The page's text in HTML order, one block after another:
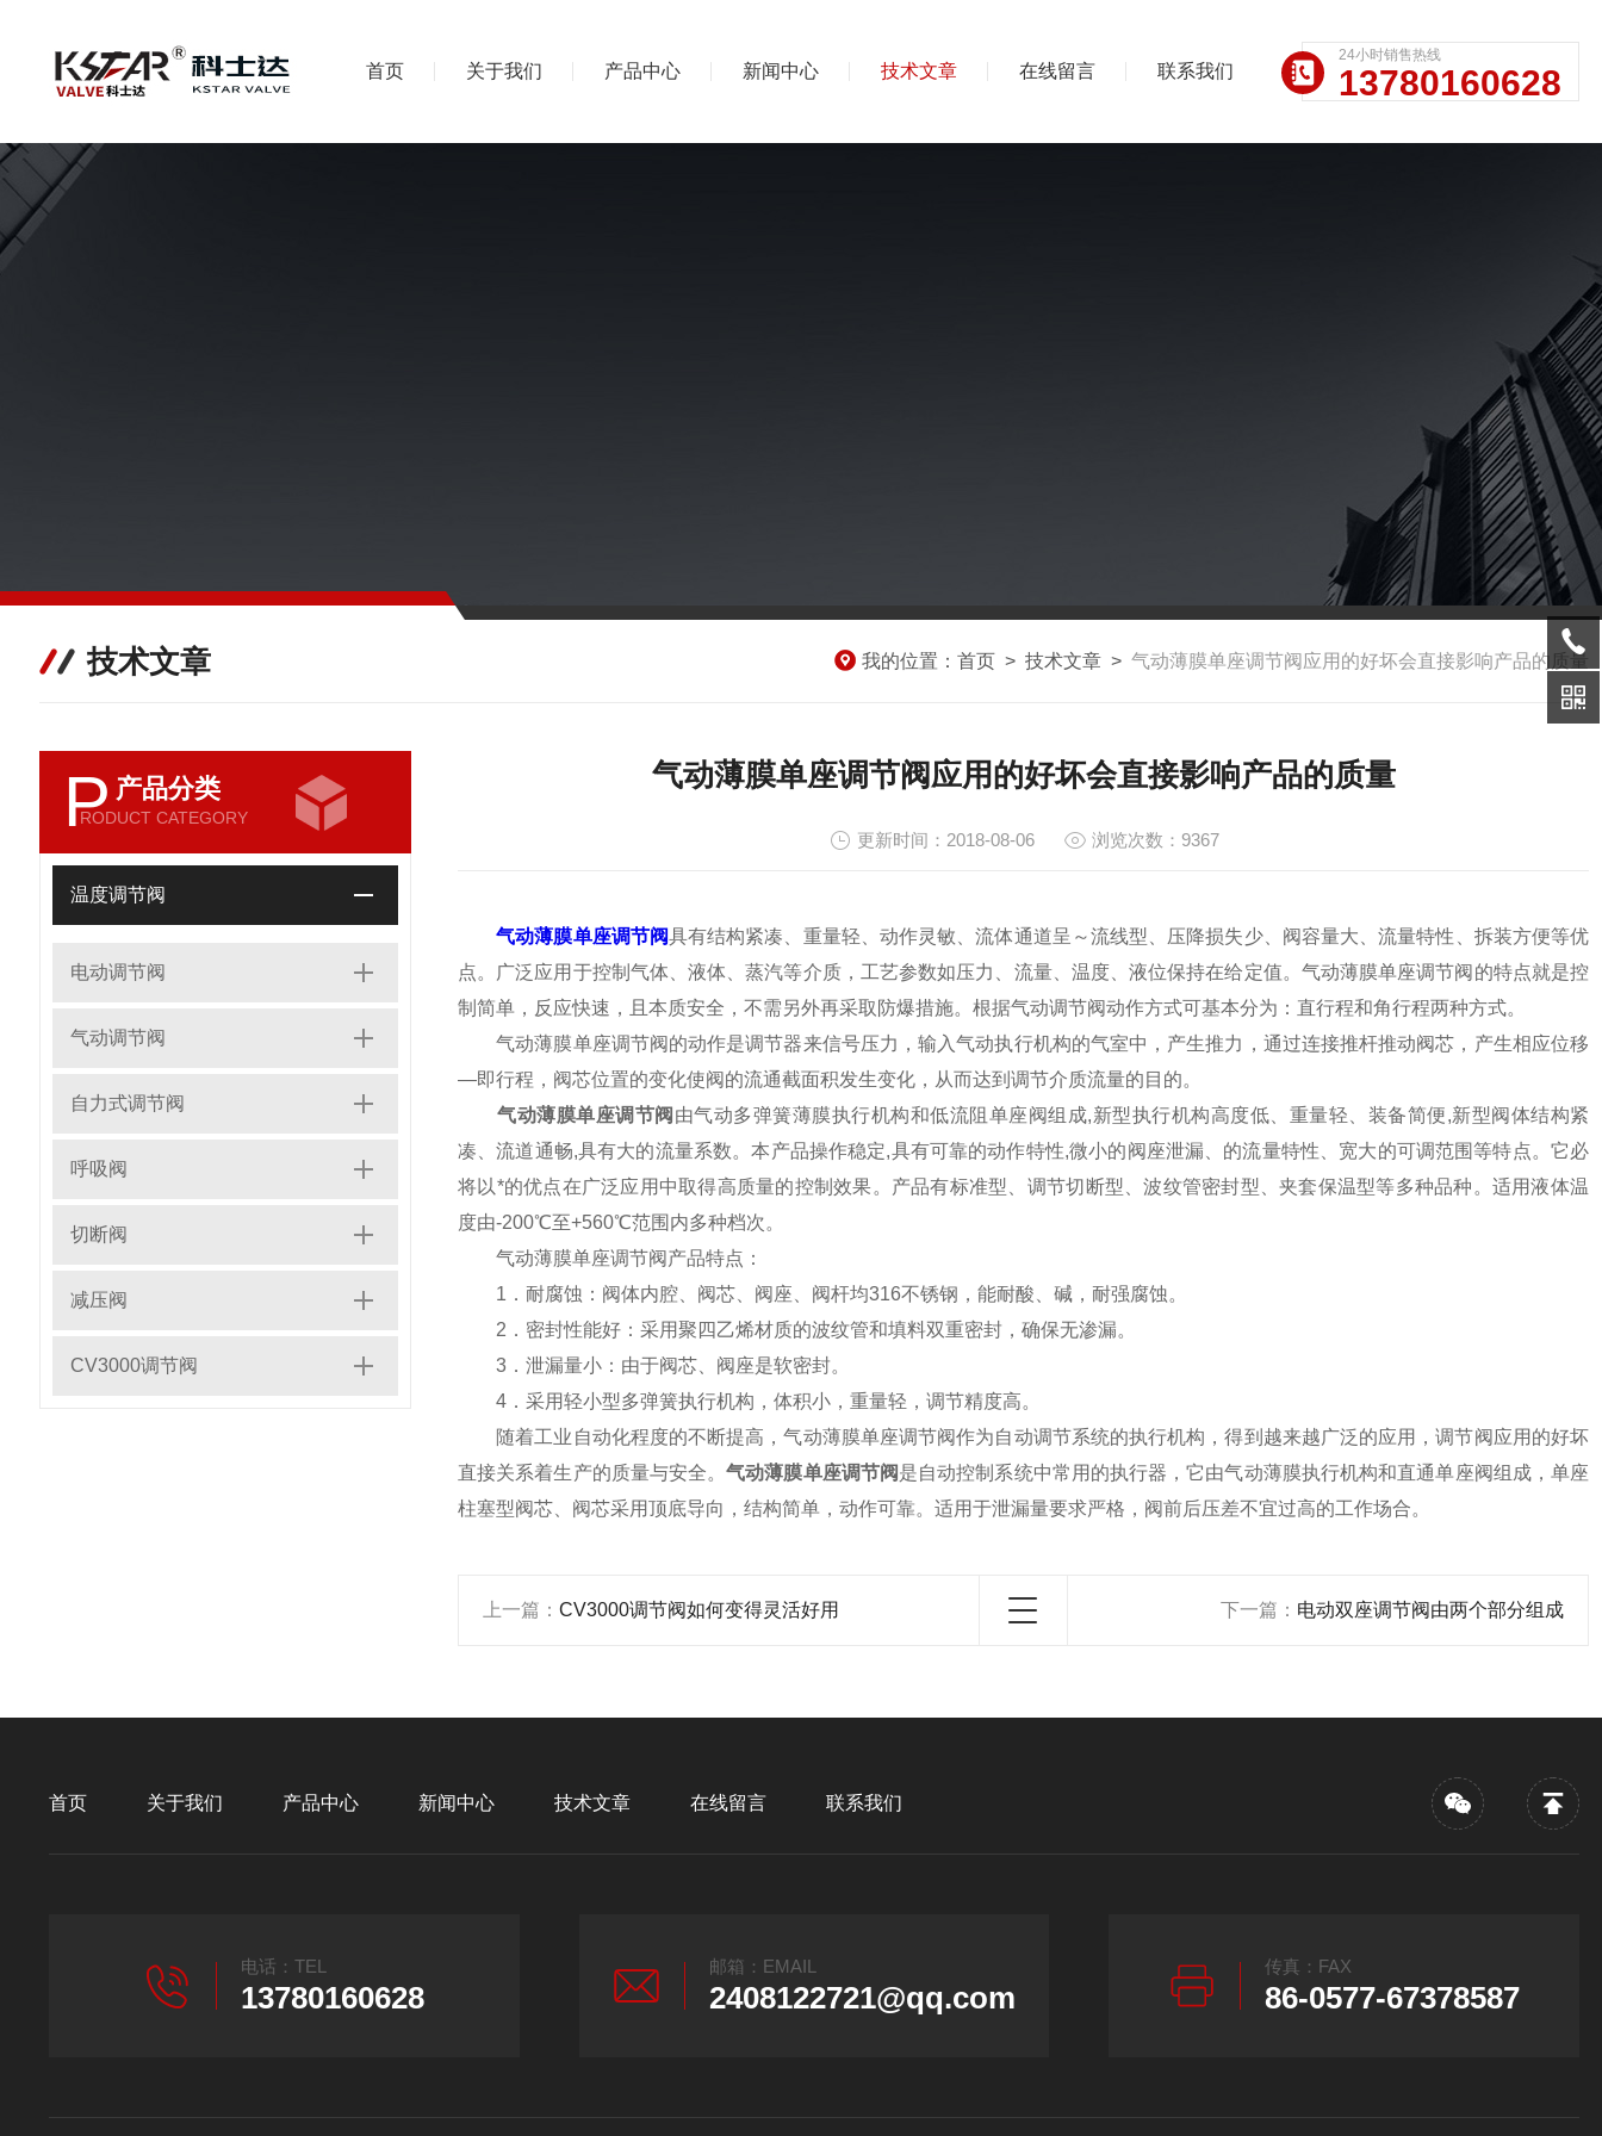
首页 关于我们 产品中心 新闻中心 技术文章 在线留言 联系我们
24小时销售热线
13780160628
技术文章 我的位置： 首页 > 技术文章 > 气动薄膜单座调节阀应用的好坏会直接影响产品的质量
P 产品分类
RODUCT CATEGORY
温度调节阀
电动调节阀
气动调节阀
自力式调节阀
呼吸阀
切断阀
减压阀
CV3000调节阀
气动薄膜单座调节阀应用的好坏会直接影响产品的质量
更新时间：2018-08-06 浏览次数：9367
气动薄膜单座调节阀具有结构紧凑、重量轻、动作灵敏、流体通道呈～流线型、压降损失少、阀容量大、流量特性、拆装方便等优
点。广泛应用于控制气体、液体、蒸汽等介质，工艺参数如压力、流量、温度、液位保持在给定值。气动薄膜单座调节阀的特点就是控
制简单，反应快速，且本质安全，不需另外再采取防爆措施。根据气动调节阀动作方式可基本分为：直行程和角行程两种方式。
气动薄膜单座调节阀的动作是调节器来信号压力，输入气动执行机构的气室中，产生推力，通过连接推杆推动阀芯，产生相应位移
—即行程，阀芯位置的变化使阀的流通截面积发生变化，从而达到调节介质流量的目的。
气动薄膜单座调节阀 由气动多弹簧薄膜执行机构和低流阻单座阀组成,新型执行机构高度低、重量轻、装备简便,新型阀体结构紧
凑、流道通畅,具有大的流量系数。本产品操作稳定,具有可靠的动作特性,微小的阀座泄漏、的流量特性、宽大的可调范围等特点。它必
将以*的优点在广泛应用中取得高质量的控制效果。产品有标准型、调节切断型、波纹管密封型、夹套保温型等多种品种。适用液体温
度由-200℃至+560℃范围内多种档次。
气动薄膜单座调节阀产品特点：
1．耐腐蚀：阀体内腔、阀芯、阀座、阀杆均316不锈钢，能耐酸、碱，耐强腐蚀。
2．密封性能好：采用聚四乙烯材质的波纹管和填料双重密封，确保无渗漏。
3．泄漏量小：由于阀芯、阀座是软密封。
4．采用轻小型多弹簧执行机构，体积小，重量轻，调节精度高。
随着工业自动化程度的不断提高，气动薄膜单座调节阀作为自动调节系统的执行机构，得到越来越广泛的应用，调节阀应用的好坏
直接关系着生产的质量与安全。气动薄膜单座调节阀是自动控制系统中常用的执行器，它由气动薄膜执行机构和直通单座阀组成，单座
柱塞型阀芯、阀芯采用顶底导向，结构简单，动作可靠。适用于泄漏量要求严格，阀前后压差不宜过高的工作场合。
上一篇： CV3000调节阀如何变得灵活好用 下一篇： 电动双座调节阀由两个部分组成
首页 关于我们 产品中心 新闻中心 技术文章 在线留言 联系我们
电话：TEL
13780160628
邮箱：EMAIL
2408122721@qq.com
传真：FAX
86-0577-67378587